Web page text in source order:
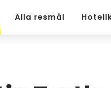
Alla resmål